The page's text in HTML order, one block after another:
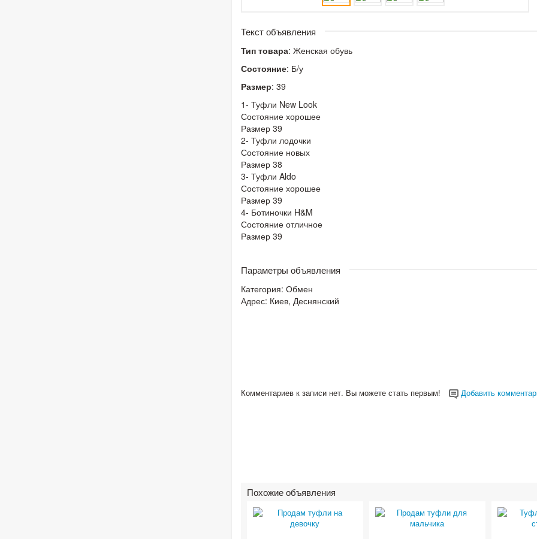
Текст объявления
Тип товара: Женская обувь
Состояние: Б/у
Размер: 39
1- Туфли New Look
Состояние хорошее
Размер 39
2- Туфли лодочки
Состояние новых
Размер 38
3- Туфли Aldo
Состояние хорошее
Размер 39
4- Ботиночки H&M
Состояние отличное
Размер 39
Параметры объявления
Категория: Обмен
Адрес: Киев, Деснянский
Комментариев к записи нет. Вы можете стать первым! Добавить
Похожие объявления